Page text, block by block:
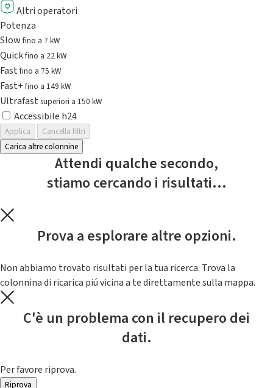
Altri operatori
Potenza
Slowfino a 7 kW
Quickfino a 22 kW
Fastfino a 75 kW
Fast+fino a 149 kW
Ultrafast superiori a 150 kW
Accessibile h24
Applica
Cancella filtri
Carica altre colonnine
Attendi qualche secondo,
stiamo cercando i risultati...
Prova a esplorare altre opzioni.
Non abbiamo trovato risultati per la tua ricerca. Trova la
colonnina di ricarica piú vicina a te direttamente sulla mappa.
C'è un problema con il recupero dei
dati.
Per favore riprova.
Riprova